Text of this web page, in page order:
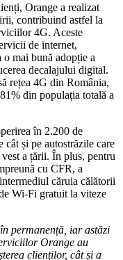
Orange a realizat
contribuind astfel la
4G. Aceste
de internet,
mai bună adopție a
decalajului digital.
rețea 4G din România,
din populația totală a
în 2.200 de
și pe autostrăzile care
a țării. În plus, pentru
cu CFR, a
căruia călătorii
Wi-Fi gratuit la viteze
permanență, iar astăzi
Orange au
clienților, cât și a